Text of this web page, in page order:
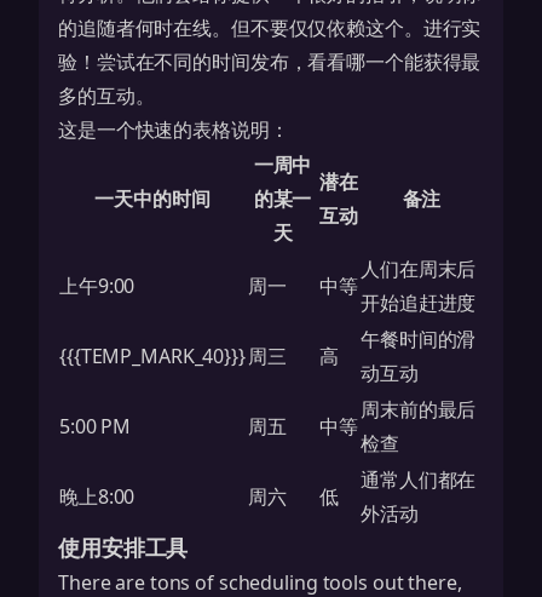
的追随者何时在线。但不要仅仅依赖这个。进行实
验！尝试在不同的时间发布，看看哪一个能获得最
多的互动。
这是一个快速的表格说明：
一天中的时间
一周中
的某一
天
潜在
互动
备注
上午9:00 周一 中等
人们在周末后
开始追赶进度
{{{TEMP_MARK_40}}}周三 高
午餐时间的滑
动互动
5:00 PM
周五 中等
周末前的最后
检查
晚上8:00
周六 低
通常人们都在
外活动
使用安排工具
There are tons of scheduling tools out there,